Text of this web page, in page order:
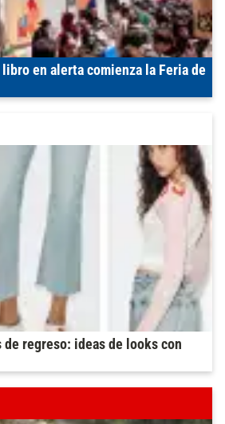
en alerta comienza la Feria de
de regreso: ideas de looks con